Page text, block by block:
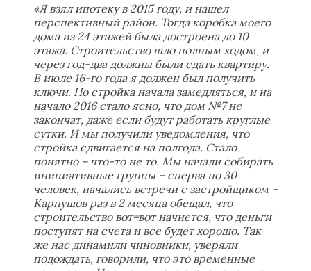
«Я взял ипотеку в 2015 году, и нашел
перспективный район. Тогда коробка моего
дома из 24 этажей была достроена до 10
этажа. Строительство шло полным ходом, и
через год-два должны были сдать квартиру.
В июле 16-го года я должен был получить
ключи. Но стройка начала замедляться, и на
начало 2016 стало ясно, что дом №7 не
закончат, даже если будут работать круглые
сутки. И мы получили уведомления, что
стройка сдвигается на полгода. Стало
понятно – что-то не то. Мы начали собирать
инициативные группы – сперва по 30
человек, начались встречи с застройщиком –
Карпушов раз в 2 месяца обещал, что
строительство вот=вот начнется, что деньги
поступят на счета и все будет хорошо. Так
же нас динамили чиновники, уверяли
подождать, говорили, что это временные